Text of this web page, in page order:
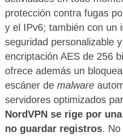
protección contra fugas
y el IPv6; también con un
seguridad personalizable
encriptación AES de 256
ofrece además un
escáner de malware
servidores optimizados
NordVPN se rige por
no guardar registros.